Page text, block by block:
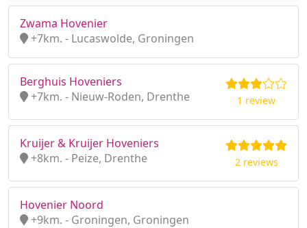
Zwama Hovenier
+7km. - Lucaswolde, Groningen
Berghuis Hoveniers
+7km. - Nieuw-Roden, Drenthe
1 review
Kruijer & Kruijer Hoveniers
+8km. - Peize, Drenthe
2 reviews
Hovenier Noord
+9km. - Groningen, Groningen